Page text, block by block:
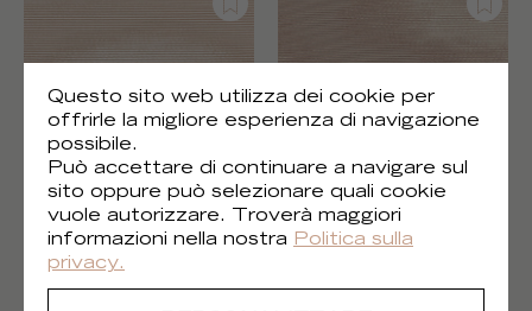
Mirage
RM 1026 50
Mirage
Questo sito web utilizza dei cookie per
offrirle la migliore esperienza di navigazione
possibile.
Può accettare di continuare a navigare sul
sito oppure può selezionare quali cookie
vuole autorizzare. Troverà maggiori
informazioni nella nostra Politica sulla
privacy.